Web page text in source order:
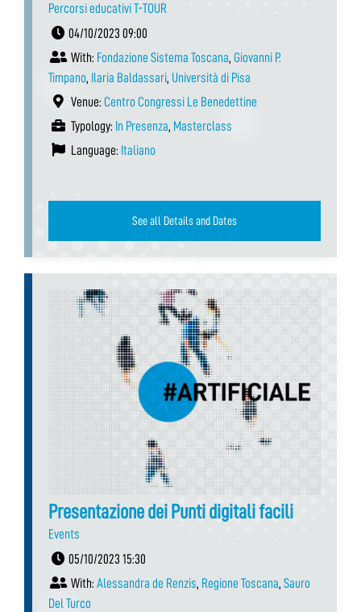
Percorsi educativi T-TOUR
04/10/2023 09:00
With: Fondazione Sistema Toscana, Giovanni P.
Timpano, Ilaria Baldassari, Università di Pisa
Venue: Centro Congressi Le Benedettine
Typology: In Presenza, Masterclass
Language: Italiano
See all Details and Dates
Presentazione dei Punti digitali facili
Events
05/10/2023 15:30
With: Alessandra de Renzis, Regione Toscana, Sauro
Del Turco